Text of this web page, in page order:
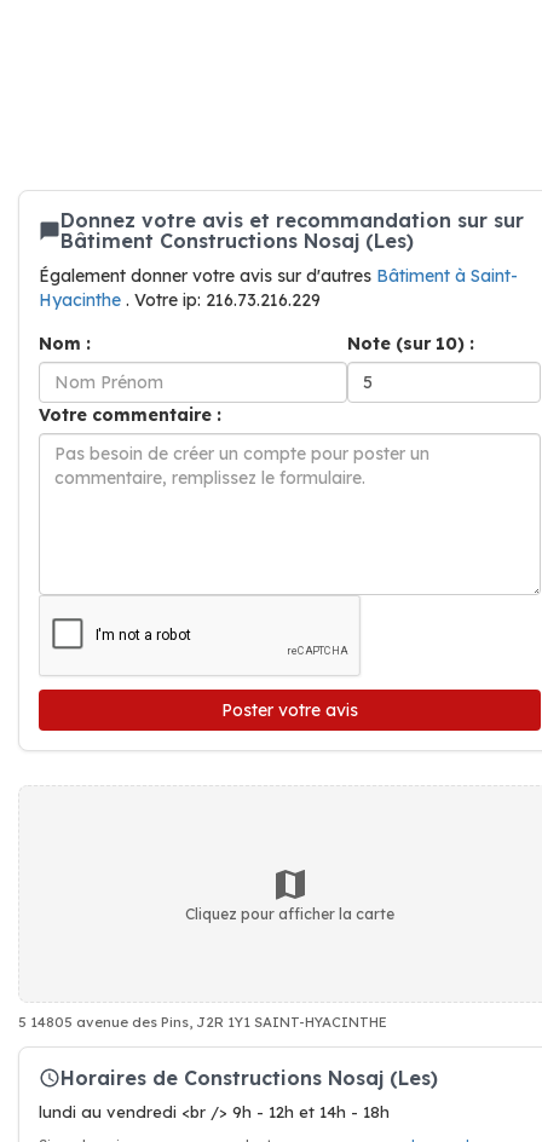
Donnez votre avis et recommandation sur sur
Bâtiment Constructions Nosaj (Les)
Également donner votre avis sur d'autres Bâtiment à Saint-
Hyacinthe . Votre ip: 216.73.216.229
Nom :
Note (sur 10) :
Votre commentaire :
Poster votre avis
Cliquez pour afficher la carte
5 14805 avenue des Pins, J2R 1Y1 SAINT-HYACINTHE
Horaires de Constructions Nosaj (Les)
lundi au vendredi <br /> 9h - 12h et 14h - 18h